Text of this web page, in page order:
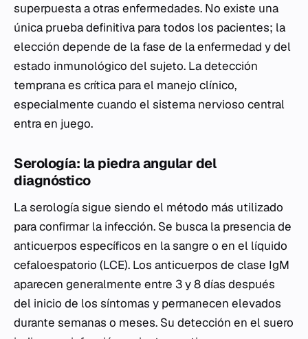
superpuesta a otras enfermedades. No existe una
única prueba definitiva para todos los pacientes; la
elección depende de la fase de la enfermedad y del
estado inmunológico del sujeto. La detección
temprana es crítica para el manejo clínico,
especialmente cuando el sistema nervioso central
entra en juego.
Serología: la piedra angular del
diagnóstico
La serología sigue siendo el método más utilizado
para confirmar la infección. Se busca la presencia de
anticuerpos específicos en la sangre o en el líquido
cefaloespatorio (LCE). Los anticuerpos de clase IgM
aparecen generalmente entre 3 y 8 días después
del inicio de los síntomas y permanecen elevados
durante semanas o meses. Su detección en el suero